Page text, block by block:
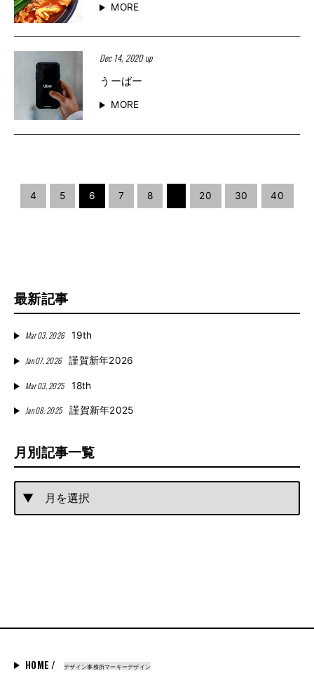
MORE
Dec 14, 2020 up
うーばー
MORE
4 5 6 7 8 20 30 40
最新記事
Mar 03, 2026 19th
Jan 07, 2026 謹賀新年2026
Mar 03, 2025 18th
Jan 08, 2025 謹賀新年2025
月別記事一覧
HOME / デザイン事務所マーキーデザイン